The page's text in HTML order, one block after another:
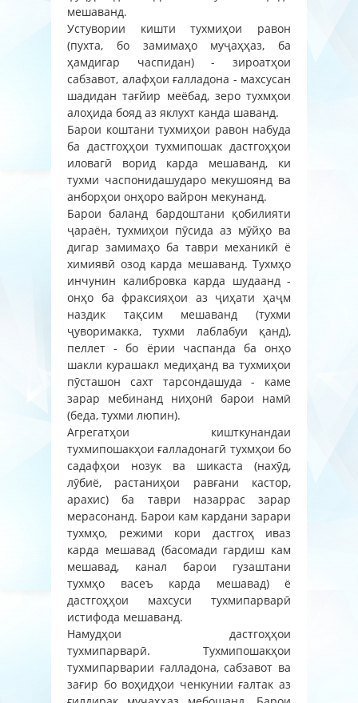
мешаванд.
Устувории кишти тухмиҳои равон
(пухта, бо замимаҳо муҷаҳҳаз, ба
ҳамдигар часпидан) - зироатҳои
сабзавот, алафҳои ғалладона - махсусан
шадидан тағйир меёбад, зеро тухмҳои
алоҳида бояд аз яклухт канда шаванд.
Барои коштани тухмиҳои равон набуда
ба дастгоҳҳои тухмипошак дастгоҳҳои
иловагӣ ворид карда мешаванд, ки
тухми часпонидашударо мекушоянд ва
анборҳои онҳоро вайрон мекунанд.
Барои баланд бардоштани қобилияти
ҷараён, тухмиҳои пӯсида аз мӯйҳо ва
дигар замимаҳо ба таври механикӣ ё
химиявӣ озод карда мешаванд. Тухмҳо
инчунин калибровка карда шудаанд -
онҳо ба фраксияҳои аз ҷиҳати ҳаҷм
наздик тақсим мешаванд (тухми
ҷуворимакка, тухми лаблабуи қанд),
пеллет - бо ёрии часпанда ба онҳо
шакли курашакл медиҳанд ва тухмиҳои
пӯсташон сахт тарсондашуда - каме
зарар мебинанд ниҳонӣ барои намӣ
(беда, тухми люпин).
Агрегатҳои кишткунандаи
тухмипошакҳои ғалладонагӣ тухмҳои бо
садафҳои нозук ва шикаста (нахӯд,
лӯбиё, растаниҳои равғани кастор,
арахис) ба таври назаррас зарар
мерасонанд. Барои кам кардани зарари
тухмҳо, режими кори дастгоҳ иваз
карда мешавад (басомади гардиш кам
мешавад, канал барои гузаштани
тухмҳо васеъ карда мешавад) ё
дастгоҳҳои махсуси тухмипарварӣ
истифода мешаванд.
Намудҳои дастгоҳҳои
тухмипарварӣ. Тухмипошакҳои
тухмипарварии ғалладона, сабзавот ва
зағир бо воҳидҳои ченкунии ғалтак аз